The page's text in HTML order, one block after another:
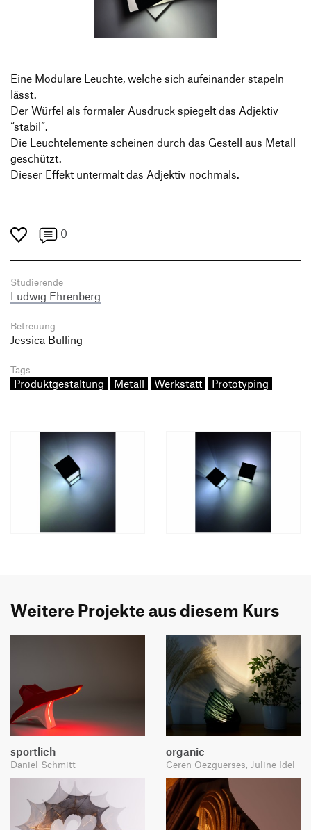
Transfer und Kooperation
Strategische Gestaltung M.A.
Eine Modulare Leuchte, welche sich aufeinander stapeln
lässt.
Der Würfel als formaler Ausdruck spiegelt das Adjektiv
“stabil”.
Die Leuchtelemente scheinen durch das Gestell aus Metall
geschützt.
Dieser Effekt untermalt das Adjektiv nochmals.
0
Studierende
Ludwig Ehrenberg
Betreuung
Jessica Bulling
Tags
Produktgestaltung Metall Werkstatt Prototyping
Weitere Projekte aus diesem Kurs
sportlich
Daniel Schmitt
organic
Ceren Oezguerses, Juline Idel